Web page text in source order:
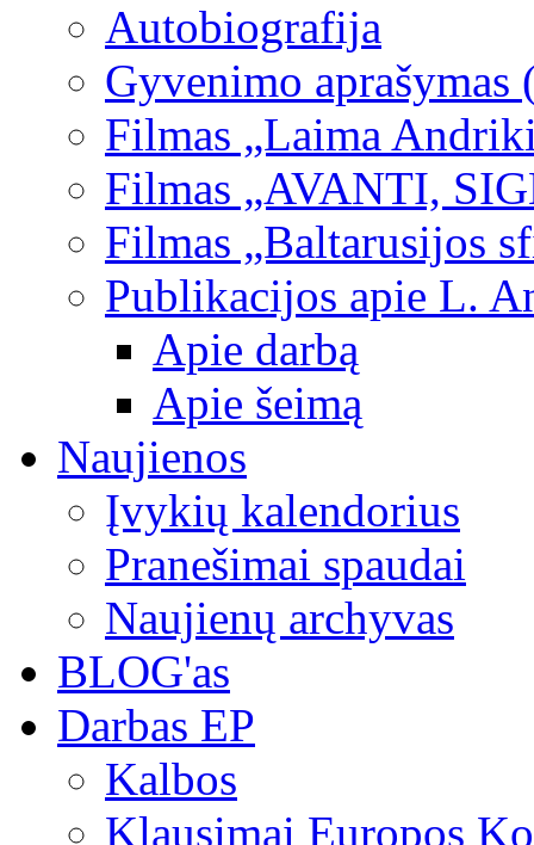
Autobiografija
Gyvenimo aprašymas
Filmas „Laima
Filmas „AVANTI,
Filmas „Baltarusijos
Publikacijos apie L.
Apie darbą
Apie šeimą
Naujienos
Įvykių kalendorius
Pranešimai spaudai
Naujienų archyvas
BLOG'as
Darbas EP
Kalbos
Klausimai Europos